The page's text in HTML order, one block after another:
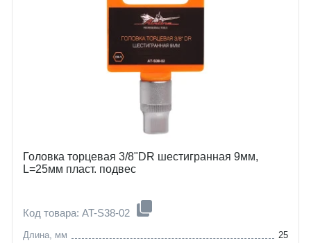
Головка торцевая 3/8"DR шестигранная 9мм,
L=25мм пласт. подвес
Код товара: AT-S38-02
Длина, мм
25